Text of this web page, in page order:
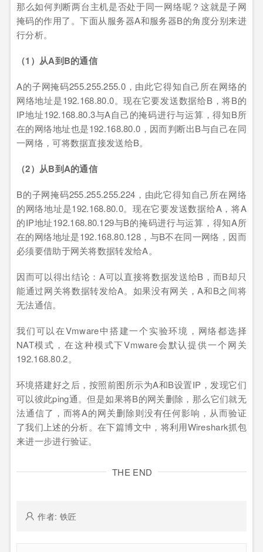
那么如何判断两台主机是否处于同一网络呢？这就是子网
掩码的作用了。下面从服务器A和服务器B的角度分别来进
行分析。
（1 ）从A到B的通信
A的子网掩码255.255.255.0，由此它得知自己所在网络的
网络地址是192.168.80.0。现在它要发送数据给B，将B的
IP地址192.168.80.3与A自己的掩码进行与运算，得知B所
在的网络地址也是192.168.80.0，因而判断出B与自己在同
一网络，可将数据直接发送给B。
（2）从B到A的通信
B的子网掩码255.255.255.224，由此它得知自己所在网络
的网络地址是192.168.80.0。现在它要发送数据给A，将A
的IP地址192.168.80.129与B的掩码进行与运算，得知A所
在的网络地址是192.168.80.128，与B不在同一网络，因而
必须要借助于网关将数据转发给A。
因而可以得出结论：A可以直接将数据发送给B，而B却只
能通过网关将数据转发给A。如果没有网关，A和B之间将
无法通信。
我们可以在Vmware中搭建一个实验环境，网络都选择
NAT模式，在这种模式下Vmware会默认提供一个网关
192.168.80.2。
环境搭建好之后，按照前图所示为A和B设置IP，发现它们
可以彼此ping通。但是如果将B的网关删除，那么它们就无
法通信了，而将A的网关删除则没有任何影响，从而验证
了我们上述的分析。在下篇博文中，将利用Wireshark抓包
来进一步进行验证。
THE END
作者: 铁匠